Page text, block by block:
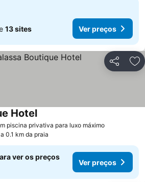
13 sites Ver preços
Partilhar
piscina privativa para luxo máximo
Hotel
a 0.1 km da praia
ver os preços
Ver preços